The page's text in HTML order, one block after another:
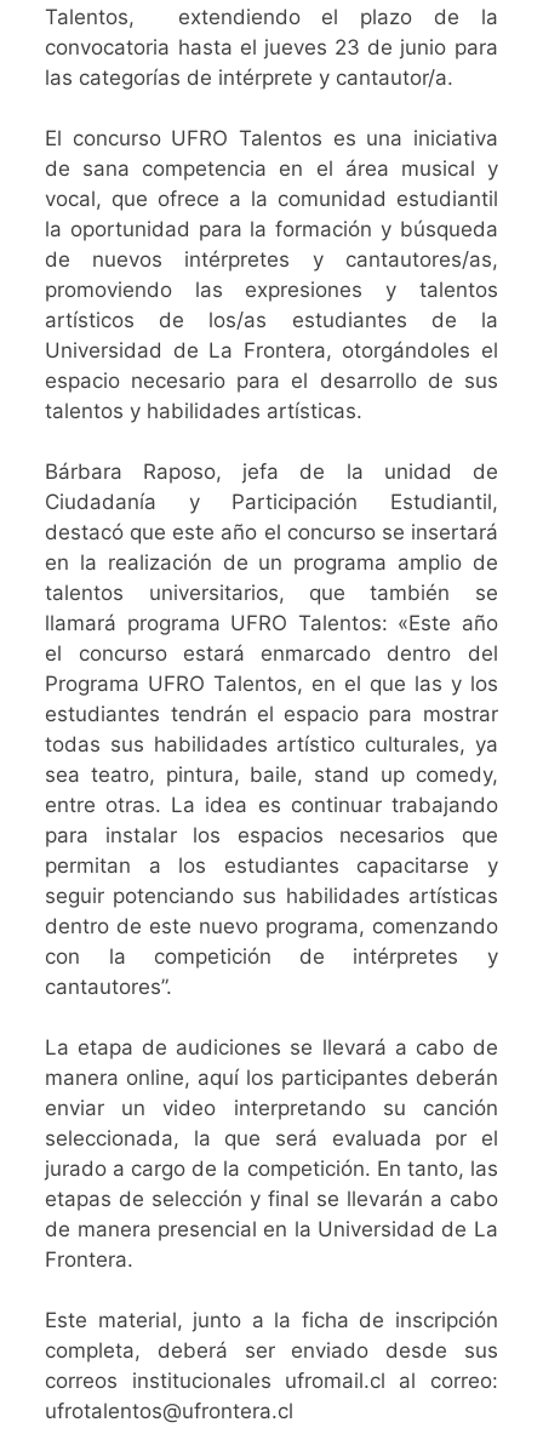
Talentos, extendiendo el plazo de la
convocatoria hasta el jueves 23 de junio para
las categorías de intérprete y cantautor/a.
El concurso UFRO Talentos es una iniciativa
de sana competencia en el área musical y
vocal, que ofrece a la comunidad estudiantil
la oportunidad para la formación y búsqueda
de nuevos intérpretes y cantautores/as,
promoviendo las expresiones y talentos
artísticos de los/as estudiantes de la
Universidad de La Frontera, otorgándoles el
espacio necesario para el desarrollo de sus
talentos y habilidades artísticas.
Bárbara Raposo, jefa de la unidad de
Ciudadanía y Participación Estudiantil,
destacó que este año el concurso se insertará
en la realización de un programa amplio de
talentos universitarios, que también se
llamará programa UFRO Talentos: «Este año
el concurso estará enmarcado dentro del
Programa UFRO Talentos, en el que las y los
estudiantes tendrán el espacio para mostrar
todas sus habilidades artístico culturales, ya
sea teatro, pintura, baile, stand up comedy,
entre otras. La idea es continuar trabajando
para instalar los espacios necesarios que
permitan a los estudiantes capacitarse y
seguir potenciando sus habilidades artísticas
dentro de este nuevo programa, comenzando
con la competición de intérpretes y
cantautores”.
La etapa de audiciones se llevará a cabo de
manera online, aquí los participantes deberán
enviar un video interpretando su canción
seleccionada, la que será evaluada por el
jurado a cargo de la competición. En tanto, las
etapas de selección y final se llevarán a cabo
de manera presencial en la Universidad de La
Frontera.
Este material, junto a la ficha de inscripción
completa, deberá ser enviado desde sus
correos institucionales ufromail.cl al correo:
ufrotalentos@ufrontera.cl